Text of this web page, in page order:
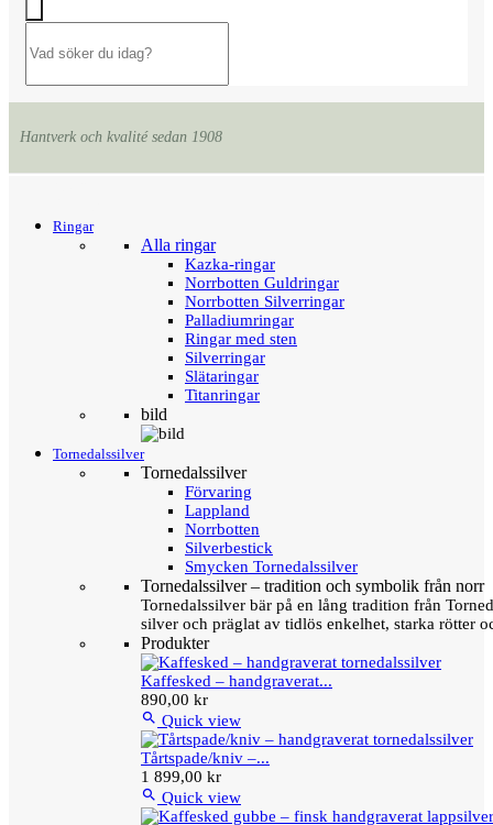
Hantverk och kvalité sedan 1908
Ringar
Alla ringar
Kazka-ringar
Norrbotten Guldringar
Norrbotten Silverringar
Palladiumringar
Ringar med sten
Silverringar
Slätaringar
Titanringar
bild
Tornedalssilver
Tornedalssilver
Förvaring
Lappland
Norrbotten
Silverbestick
Smycken Tornedalssilver
Tornedalssilver – tradition och symbolik från norr
Tornedalssilver bär på en lång tradition från
silver och präglat av tidlös enkelhet, starka rötter
Produkter
Kaffesked – handgraverat...
890,00 kr
 Quick view
Tårtspade/kniv –...
1 899,00 kr
 Quick view